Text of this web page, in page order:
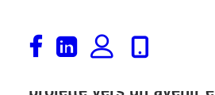
Parmi les quelques
sont exposés au
projette vers un avenir